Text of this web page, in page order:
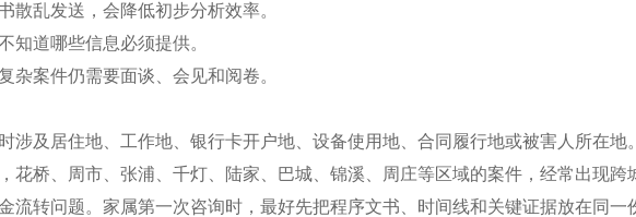
散乱发送，会降低初步分析效率。
知道哪些信息必须提供。
杂案件仍需要面谈、会见和阅卷。
涉及居住地、工作地、银行卡开户地、设备使用地、合同履行地或被害人所在地
花桥、周市、张浦、千灯、陆家、巴城、锦溪、周庄等区域的案件，经常出现跨
流转问题。家属第一次咨询时，最好先把程序文书、时间线和关键证据放在同一